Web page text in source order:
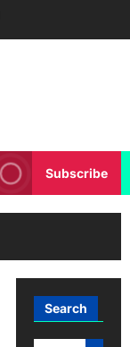
Subscribe
Search